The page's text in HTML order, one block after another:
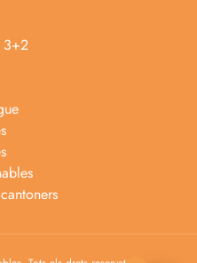
3+2